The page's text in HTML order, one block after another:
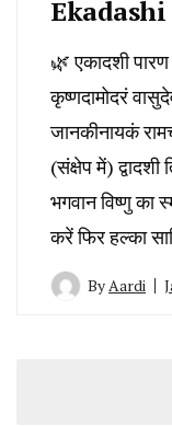
🌿 एकादशी
कृष्णदामोदरं
जानकीनायकं
(संक्षेप में)
भगवान विष्णु
करें फिर हल्का
By Aardi